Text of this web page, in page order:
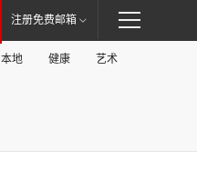
注册免费邮箱
本地 健康 艺术